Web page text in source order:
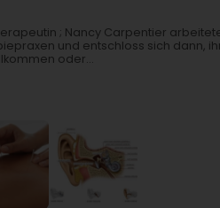
; Nancy Carpentier
und entschloss sich dann,
oder...